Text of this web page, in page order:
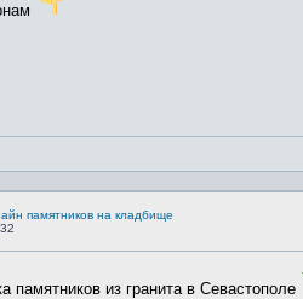
памятников на кладбище
памятников из гранита в Севастополе